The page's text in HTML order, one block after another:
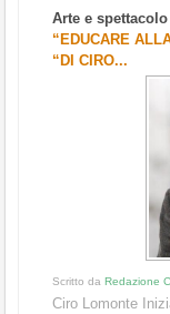
Arte e spettacolo
“EDUCARE
“DI CIRO...
Scritto da Redazione
Ciro Lomonte